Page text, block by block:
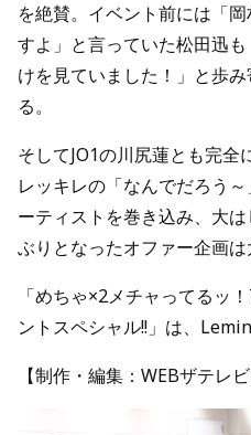
を絶賛。イベント前には「
すよ」と言っていた松田迅
けを見ていました！」と歩
る。
そしてJO1の川尻蓮とも完全
レッキレの「なんでだろう
ーティストを巻き込み、大
ぶりとなったオファー企画は
「めちゃ×2メチャってるッ
ントスペシャル!!」は、
【制作・編集：WEBザテレ